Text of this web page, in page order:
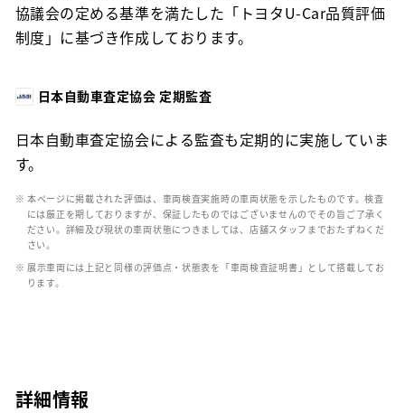
協議会の定める基準を満たした「トヨタU-Car品質評価
制度」に基づき作成しております。
日本自動車査定協会 定期監査
日本自動車査定協会による監査も定期的に実施していま
す。
※ 本ページに掲載された評価は、車両検査実施時の車両状態を示したものです。検査
には厳正を期しておりますが、保証したものではございませんのでその旨ご了承く
ださい。詳細及び現状の車両状態につきましては、店舗スタッフまでおたずねくだ
さい。
※ 展示車両には上記と同様の評価点・状態表を「車両検査証明書」として搭載してお
ります。
詳細情報